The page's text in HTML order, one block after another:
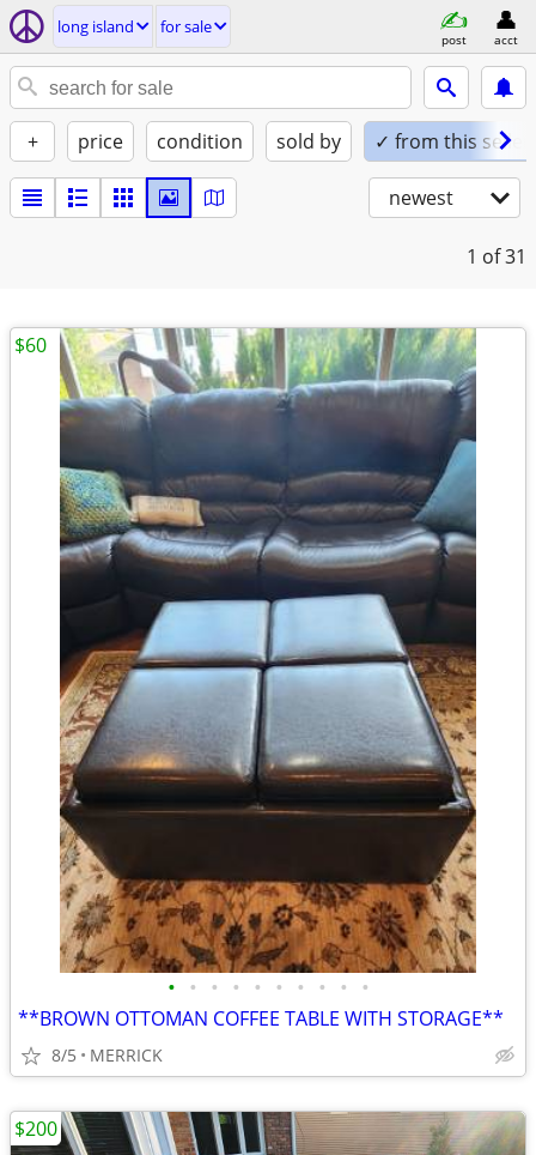
long island for sale
post acct
+ price condition sold by ✓ from this seller
newest
1 of 31
• • • • • • • • • •
**BROWN OTTOMAN COFFEE TABLE WITH STORAGE**
8/5 MERRICK
$60
$200